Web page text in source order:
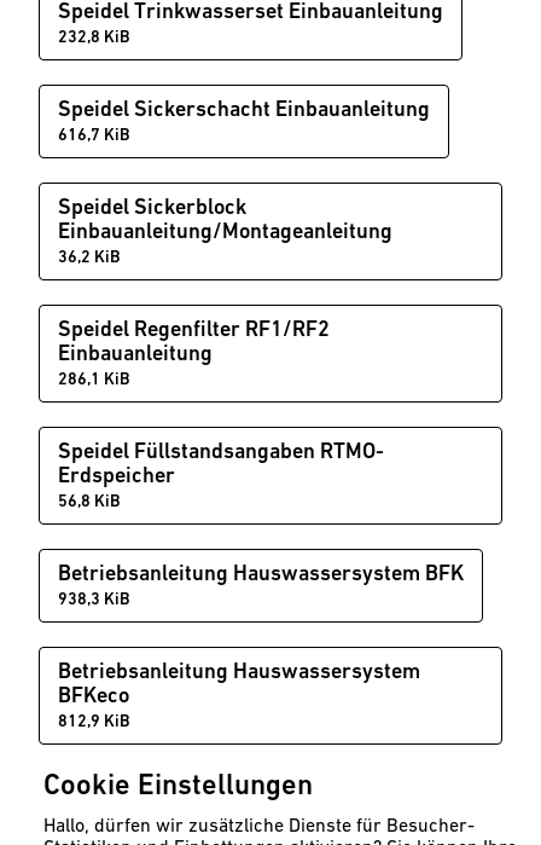
Speidel Trinkwasserset Einbauanleitung
232,8 KiB
Speidel Sickerschacht Einbauanleitung
616,7 KiB
Speidel Sickerblock
Einbauanleitung/Montageanleitung
36,2 KiB
Speidel Regenfilter RF1/RF2
Einbauanleitung
286,1 KiB
Speidel Füllstandsangaben RTMO-
Erdspeicher
56,8 KiB
Betriebsanleitung Hauswassersystem BFK
938,3 KiB
Betriebsanleitung Hauswassersystem
BFKeco
812,9 KiB
Installationsanleitung Hauswassersystem
BFK
Cookie Einstellungen
Hallo, dürfen wir zusätzliche Dienste für Besucher-